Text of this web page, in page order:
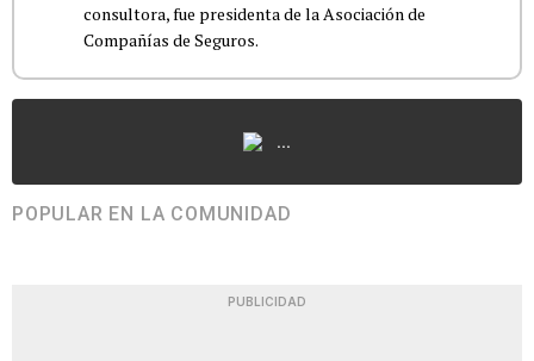
consultora, fue presidenta de la Asociación de
Compañías de Seguros.
...
POPULAR EN LA COMUNIDAD
PUBLICIDAD